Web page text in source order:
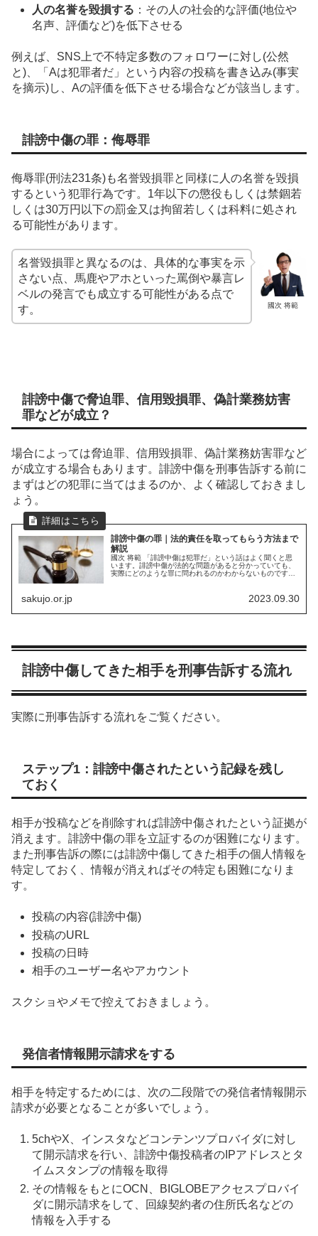
人の名誉を毀損する ： その人の社会的な評価(地位や
名声、評価など)を低下させる
例えば、SNS上で不特定多数のフォロワーに対し(公然
と)、「Aは犯罪者だ」という内容の投稿を書き込み(事実
を摘示)し、Aの評価を低下させる場合などが該当します。
誹謗中傷の罪：侮辱罪
侮辱罪(刑法231条)も名誉毀損罪と同様に人の名誉を毀損
するという犯罪行為です。1年以下の懲役もしくは禁錮若
しくは30万円以下の罰金又は拘留若しくは科料に処され
る可能性があります。
國次 将範
名誉毀損罪と異なるのは、具体的な事実を示
さない点、馬鹿やアホといった罵倒や暴言レ
ベルの発言でも成立する可能性がある点で
す。
誹謗中傷で脅迫罪、信用毀損罪、偽計業務妨害
罪などが成立？
場合によっては脅迫罪、信用毀損罪、偽計業務妨害罪など
が成立する場合もあります。誹謗中傷を刑事告訴する前に
まずはどの犯罪に当てはまるのか、よく確認しておきまし
ょう。
誹謗中傷の罪｜法的責任を取ってもらう方法まで
解説
國次 将範 「誹謗中傷は犯罪だ」という話はよく聞くと思
います。誹謗中傷が法的な問題があると分かっていても、
実際にどのような罪に問われるのかわからないものです。
sakujo.or.jp 2023.09.30
誹謗中傷してきた相手を刑事告訴する流れ
実際に刑事告訴する流れをご覧ください。
ステップ1：誹謗中傷されたという記録を残し
ておく
相手が投稿などを削除すれば誹謗中傷されたという証拠が
消えます。誹謗中傷の罪を立証するのが困難になります。
また刑事告訴の際には誹謗中傷してきた相手の個人情報を
特定しておく、情報が消えればその特定も困難になりま
す。
投稿の内容(誹謗中傷)
投稿のURL
投稿の日時
相手のユーザー名やアカウント
スクショやメモで控えておきましょう。
発信者情報開示請求をする
相手を特定するためには、次の二段階での発信者情報開示
請求が必要となることが多いでしょう。
5chやX、インスタなどコンテンツプロバイダに対し
て開示請求を行い、誹謗中傷投稿者のIPアドレスとタ
イムスタンプの情報を取得
その情報をもとにOCN、BIGLOBEアクセスプロバイ
ダに開示請求をして、回線契約者の住所氏名などの
情報を入手する